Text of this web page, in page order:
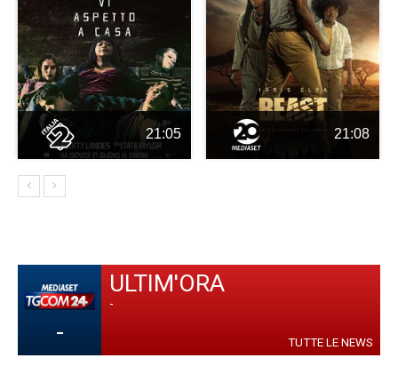
21:05 21:08
-
ULTIM'ORA
-
TUTTE LE NEWS